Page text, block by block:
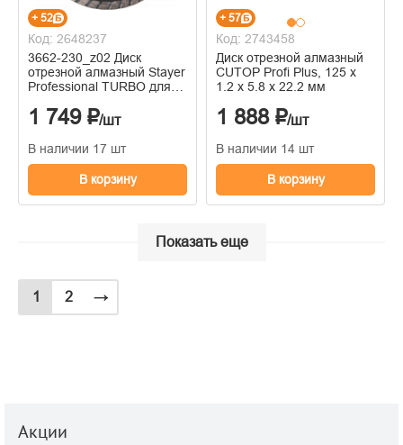
+ 52
Код: 2648237
3662-230_z02 Диск
отрезной алмазный Stayer
Professional TURBO для
сегментированный
1 749 ₽/шт
В наличии 17 шт
В корзину
+ 57
Код: 2743458
Диск отрезной алмазный
CUTOP Profi Plus, 125 x
1.2 x 5.8 x 22.2 мм
1 888 ₽/шт
В наличии 14 шт
В корзину
Показать еще
1 2 →
Акции